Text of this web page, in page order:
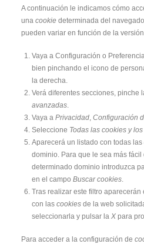
A continuación le indicamos cómo
una cookie determinada del
pueden variar en función de la
Vaya a Configuración o
bien pinchando el icono de
la derecha.
Verá diferentes secciones, pinche
avanzadas.
Vaya a Privacidad, Configuración
Seleccione Todas las cookies y
Aparecerá un listado con todas las
dominio. Para que le sea más fácil
determinado dominio introduzca
en el campo Buscar cookies.
Tras realizar este filtro
con las cookies de la web
seleccionarla y pulsar la X para
Para acceder a la configuración de